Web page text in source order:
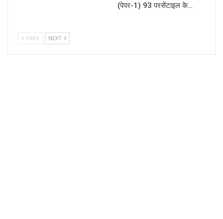
(पेपर-1) 93 परसेंटाइल के…
PREV NEXT